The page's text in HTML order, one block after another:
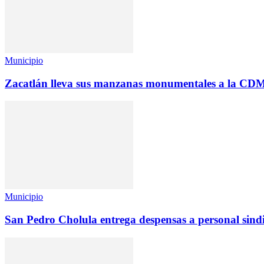
Municipio
Zacatlán lleva sus manzanas monumentales a la
Municipio
San Pedro Cholula entrega despensas a personal